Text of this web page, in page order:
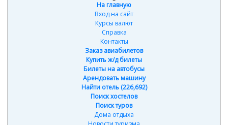
На главную
Вход на сайт
Курсы валют
Справка
Контакты
Заказ авиабилетов
Купить ж/д билеты
Билеты на автобусы
Арендовать машину
Найти отель (226,692)
Поиск хостелов
Поиск туров
Дома отдыха